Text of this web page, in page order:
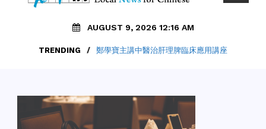
AUGUST 9, 2026 12:16 AM
TRENDING / 鄭學寶主講中醫治肝理脾臨床應用講座